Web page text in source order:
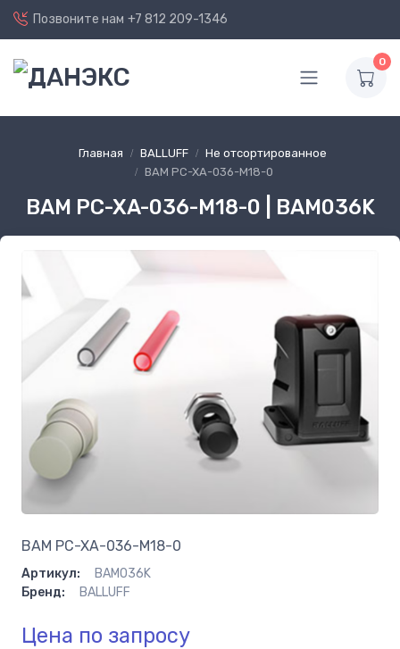
Позвоните нам +7 812 209-1346
0
Главная BALLUFF
Не отсортированное
BAM PC-XA-036-M18-0
BAM PC-XA-036-M18-0 | BAM036K
BAM PC-XA-036-M18-0
Артикул:
BAM036K
Бренд:
BALLUFF
Цена по запросу